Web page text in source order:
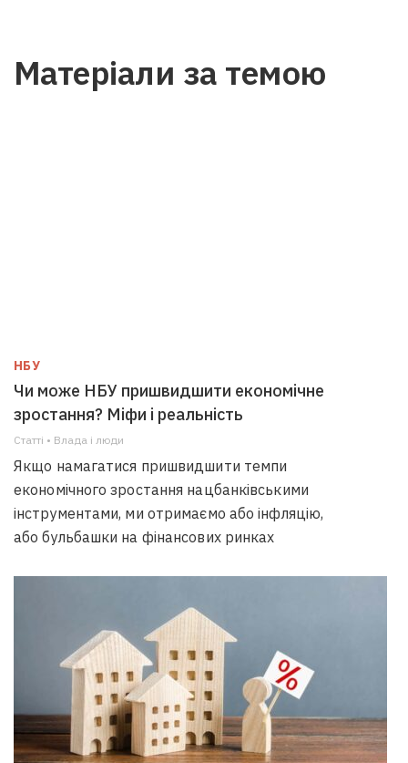
Матеріали за темою
НБУ
Чи може НБУ пришвидшити економічне
зростання? Міфи і реальність
Статті • Влада i люди
Якщо намагатися пришвидшити темпи
економічного зростання нацбанківськими
інструментами, ми отримаємо або інфляцію,
або бульбашки на фінансових ринках